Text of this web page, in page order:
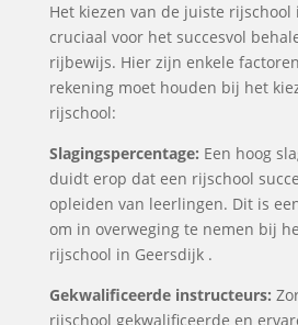
Het kiezen van de juiste rijschool
cruciaal voor het succesvol
rijbewijs. Hier zijn enkele
rekening moet houden bij het
rijschool:
Slagingspercentage: Een hoog
duidt erop dat een rijschool
opleiden van leerlingen. Dit is
om in overweging te nemen bij
rijschool in Geersdijk .
Gekwalificeerde instructeurs:
rijschool gekwalificeerde en